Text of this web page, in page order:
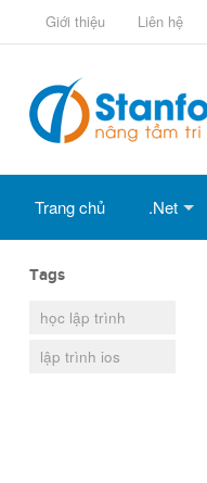
Giới thiệu Liên hệ
Trang chủ .Net
Tags
học lập trình
lập trình ios